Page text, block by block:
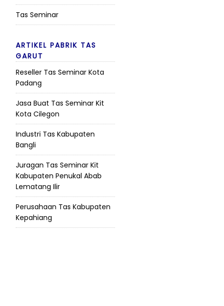
Tas Seminar
ARTIKEL PABRIK TAS
GARUT
Reseller Tas Seminar Kota
Padang
Jasa Buat Tas Seminar Kit
Kota Cilegon
Industri Tas Kabupaten
Bangli
Juragan Tas Seminar Kit
Kabupaten Penukal Abab
Lematang Ilir
Perusahaan Tas Kabupaten
Kepahiang